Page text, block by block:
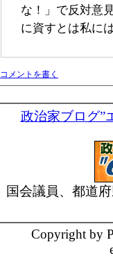
な！」で反対意
に資すとは私に
コメントを書く
政治家ブログ”
国会議員、都道
Copyright by